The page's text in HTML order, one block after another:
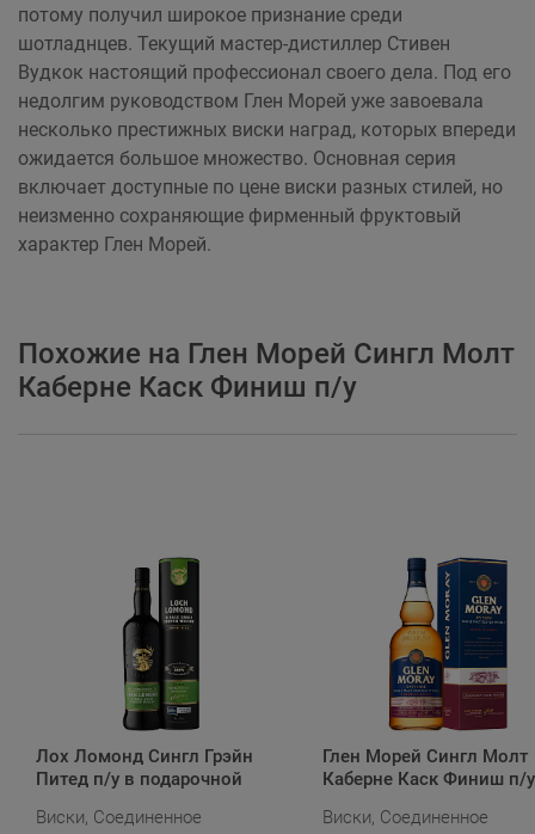
потому получил широкое признание среди
шотладнцев. Текущий мастер-дистиллер Стивен
Вудкок настоящий профессионал своего дела. Под его
недолгим руководством Глен Морей уже завоевала
несколько престижных виски наград, которых впереди
ожидается большое множество. Основная серия
включает доступные по цене виски разных стилей, но
неизменно сохраняющие фирменный фруктовый
характер Глен Морей.
Похожие на Глен Морей Сингл Молт
Каберне Каск Финиш п/у
Лох Ломонд Сингл Грэйн
Питед п/у в подарочной
Виски, Соединенное
Глен Морей Сингл Молт
Каберне Каск Финиш п/
Виски, Соединенное